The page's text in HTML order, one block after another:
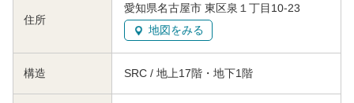
住所
愛知県名古屋市 東区泉１丁目10-23
地図をみる
構造 SRC / 地上17階・地下1階